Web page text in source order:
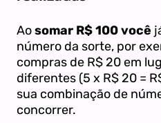
Aosomar R$ 100 você
número da sorte, por
compras de R$ 20 em
diferentes (5 x R$ 20 =
sua combinação de
concorrer.